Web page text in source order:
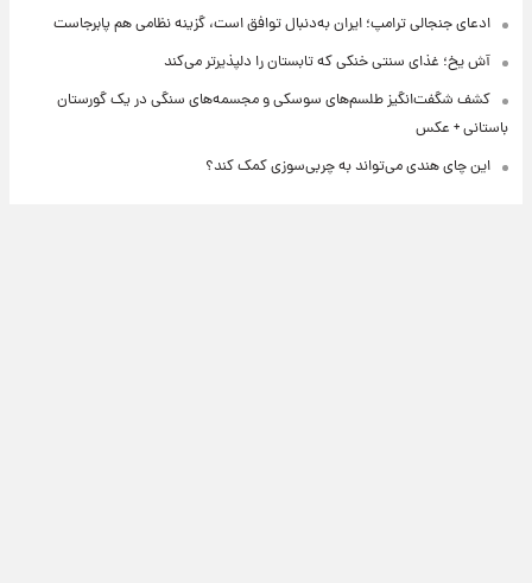
ادعای جنجالی ترامپ؛ ایران به‌دنبال توافق است، گزینه نظامی هم پابرجاست
آش یخ؛ غذای سنتی خنکی که تابستان را دلپذیرتر می‌کند
کشف شگفت‌انگیز طلسم‌های سوسکی و مجسمه‌های سنگی در یک گورستان
باستانی + عکس
این چای هندی می‌تواند به چربی‌سوزی کمک کند؟